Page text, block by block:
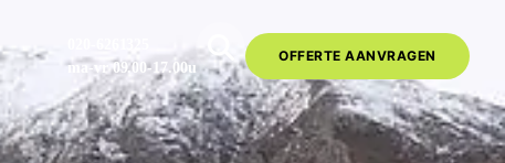
ma-vr 09.00-17.00u
OFFERTE AANVRAGEN